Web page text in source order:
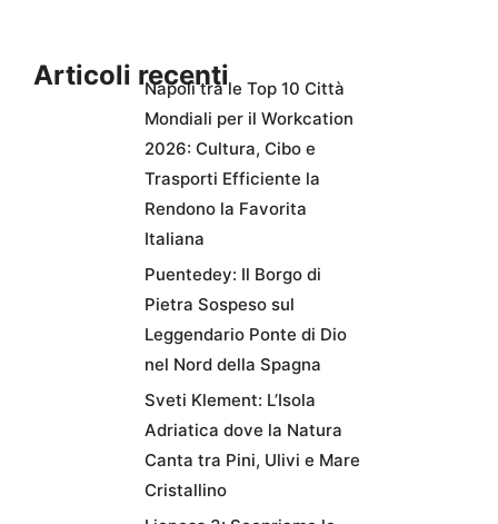
Articoli recentiNapoli tra le Top 10 Città
Mondiali per il Workcation
2026: Cultura, Cibo e
Trasporti Efficiente la
Rendono la Favorita
Italiana
Puentedey: Il Borgo di
Pietra Sospeso sul
Leggendario Ponte di Dio
nel Nord della Spagna
Sveti Klement: L’Isola
Adriatica dove la Natura
Canta tra Pini, Ulivi e Mare
Cristallino